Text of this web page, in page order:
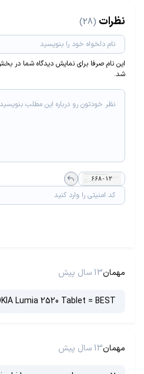
نظرات (28)
این نام صرفا برای نمایش دیدگاه شما در
شد.
مهمان13 سال پیش
Lumia 2520 Tablet = BEST
مهمان13 سال پیش